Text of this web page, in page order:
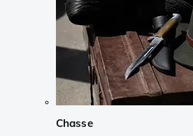
Chasse